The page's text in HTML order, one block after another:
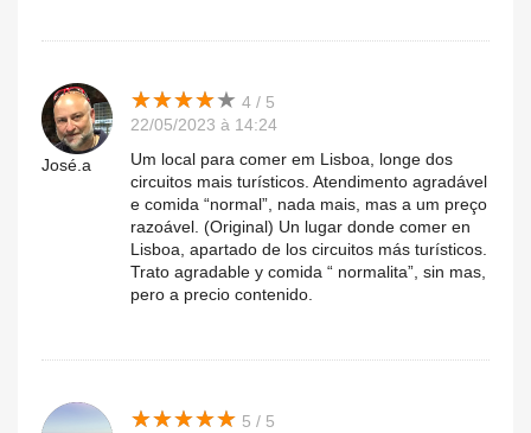
José.a
★★★★★
★★★★★ 4 / 5
22/05/2023 à 14:24
Um local para comer em Lisboa, longe dos
circuitos mais turísticos. Atendimento agradável
e comida “normal”, nada mais, mas a um preço
razoável. (Original) Un lugar donde comer en
Lisboa, apartado de los circuitos más turísticos.
Trato agradable y comida “ normalita”, sin mas,
pero a precio contenido.
★★★★★
★★★★★ 5 / 5